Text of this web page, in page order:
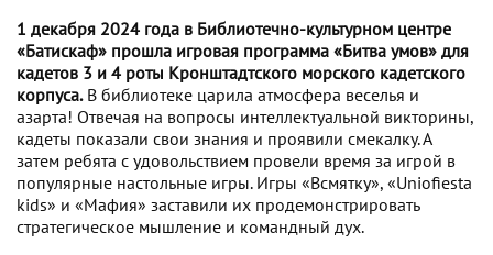
1 декабря 2024 года в Библиотечно-культурном центре
«Батискаф» прошла игровая программа «Битва умов» для
кадетов 3 и 4 роты Кронштадтского морского кадетского
корпуса.В библиотеке царила атмосфера веселья и
азарта! Отвечая на вопросы интеллектуальной викторины,
кадеты показали свои знания и проявили смекалку. А
затем ребята с удовольствием провели время за игрой в
популярные настольные игры. Игры «Всмятку», «Uniofiesta
kids» и «Мафия» заставили их продемонстрировать
стратегическое мышление и командный дух.